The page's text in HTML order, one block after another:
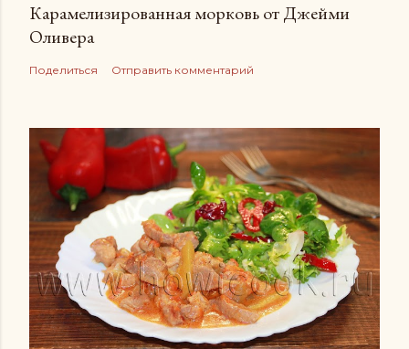
Карамелизированная морковь от Джейми
Оливера
Поделиться Отправить комментарий